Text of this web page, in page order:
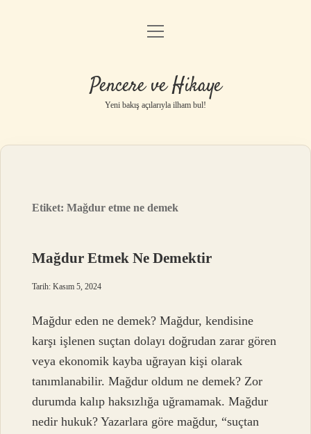
Anasayfa
Yasal Uyarı
menüyü
Pencere ve Hikaye
Yeni bakış açılarıyla ilham bul!
Etiket:Mağdur etme ne demek
Mağdur Etmek Ne Demektir
Tarih: Kasım 5, 2024
Mağdur eden ne demek? Mağdur, kendisine
karşı işlenen suçtan dolayı doğrudan zarar gören
veya ekonomik kayba uğrayan kişi olarak
tanımlanabilir. Mağdur oldum ne demek? Zor
durumda kalıp haksızlığa uğramamak. Mağdur
nedir hukuk? Yazarlara göre mağdur, “suçtan